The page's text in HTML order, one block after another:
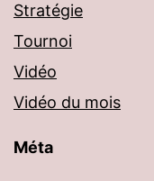
Stratégie
Tournoi
Vidéo
Vidéo du mois
Méta